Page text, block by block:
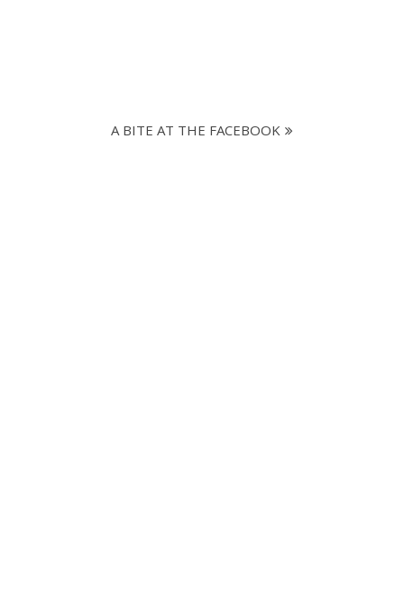
A BITE AT THE FACEBOOK